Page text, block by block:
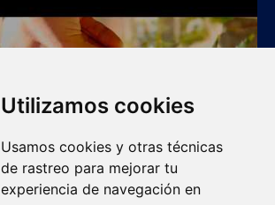
Utilizamos cookies
Usamos cookies y otras técnicas
de rastreo para mejorar tu
experiencia de navegación en